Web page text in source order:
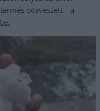
odaveszett – a